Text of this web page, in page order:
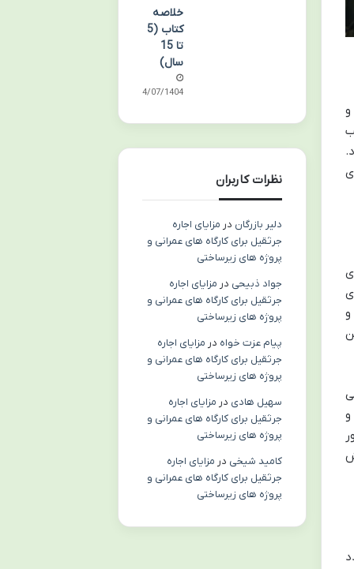
و
خلاصه
کتاب (5
تا 15
سال)
04/07/1404
نظرات کاربران
دلیر بازرگان در مزایای اجاره
جرثقیل برای کارگاه های عمرانی و
پروژه های زیرساختی
جواد ذبیحی در مزایای اجاره
جرثقیل برای کارگاه های عمرانی و
پروژه های زیرساختی
پیام عزت خواه در مزایای اجاره
جرثقیل برای کارگاه های عمرانی و
پروژه های زیرساختی
سهیل هادی در مزایای اجاره
جرثقیل برای کارگاه های عمرانی و
پروژه های زیرساختی
کامید شیخی در مزایای اجاره
جرثقیل برای کارگاه های عمرانی و
پروژه های زیرساختی